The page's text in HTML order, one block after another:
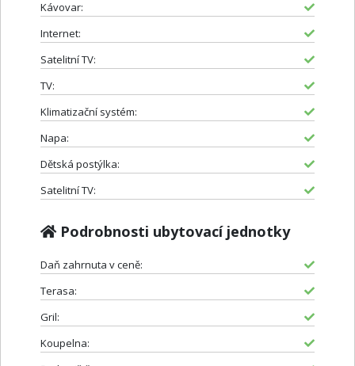
Kávovar:
Internet:
Satelitní TV:
TV:
Klimatizační systém:
Napa:
Dětská postýlka:
Satelitní TV:
Podrobnosti ubytovací jednotky
Daň zahrnuta v ceně:
Terasa:
Gril:
Koupelna: